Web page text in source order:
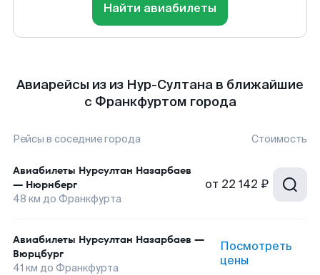
Найти авиабилеты
Авиарейсы из из Нур-Султана в ближайшие
с Франкфуртом города
Рейсы в соседние города Стоимость
Авиабилеты Нурсултан Назарбаев
— Нюрнберг
48 км до Франкфурта
от 22 142 ₽
Авиабилеты Нурсултан Назарбаев —
Вюрцбург
41 км до Франкфурта
Посмотреть
цены